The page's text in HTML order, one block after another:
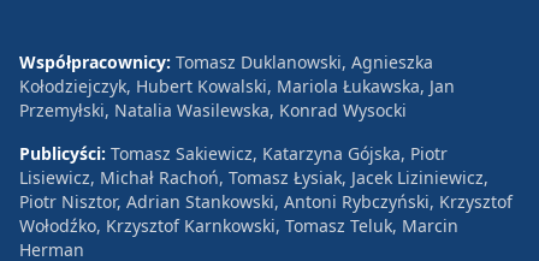
Współpracownicy: Tomasz Duklanowski, Agnieszka
Kołodziejczyk, Hubert Kowalski, Mariola Łukawska, Jan
Przemyłski, Natalia Wasilewska, Konrad Wysocki
Publicyści: Tomasz Sakiewicz, Katarzyna Gójska, Piotr
Lisiewicz, Michał Rachoń, Tomasz Łysiak, Jacek Liziniewicz,
Piotr Nisztor, Adrian Stankowski, Antoni Rybczyński, Krzysztof
Wołodźko, Krzysztof Karnkowski, Tomasz Teluk, Marcin
Herman